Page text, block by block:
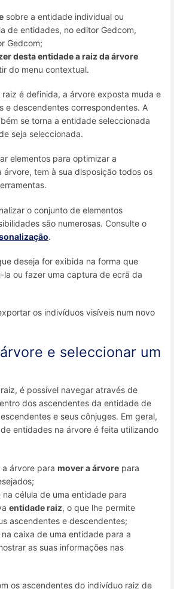
sobre a entidade individual ou
de entidades, no editor Gedcom,
Gedcom;
desta entidade a raiz da árvore
do menu contextual.
raiz é definida, a árvore exposta muda e
e descendentes correspondentes. A
se torna a entidade seleccionada
seja seleccionada.
elementos para optimizar a
árvore, tem à sua disposição todos os
o conjunto de elementos
são numerosas. Consulte o
.
deseja for exibida na forma que
la ou fazer uma captura de ecrã da
os indivíduos visíveis num novo
e seleccionar um
é possível navegar através de
dos ascendentes da entidade de
e seus cônjuges. Em geral,
entidades na árvore é feita utilizando
árvore para mover a árvore para
célula de uma entidade para
entidade raiz, o que lhe permite
ascendentes e descendentes;
caixa de uma entidade para a
as suas informações nas
os ascendentes do indivíduo raiz de